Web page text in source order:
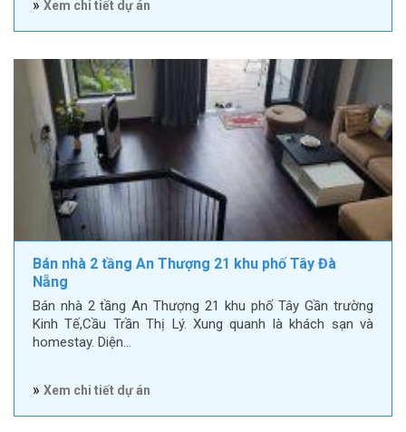
» Xem chi tiết dự án
Bán nhà 2 tầng An Thượng 21 khu phố Tây Đà
Nẵng
Bán nhà 2 tầng An Thượng 21 khu phố Tây Gần trường
Kinh Tế,Cầu Trần Thị Lý. Xung quanh là khách sạn và
homestay. Diện…
» Xem chi tiết dự án